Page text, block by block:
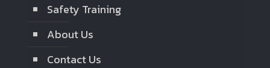
Safety Training
About Us
Contact Us